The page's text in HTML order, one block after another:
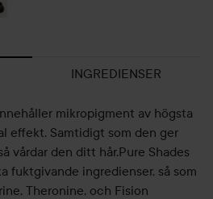
INGREDIENSER
mikropigment av högsta
effekt. Samtidigt som den ger
vårdar den ditt hår.Pure Shades
fuktgivande ingredienser, så som
Theronine, och Fision